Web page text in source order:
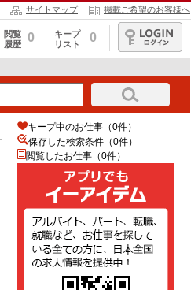
サイトマップ 掲載ご希望のお客様へ
閲覧
履歴
0
キープ
リスト
0
ログイン
キープ中のお仕事（0件）
保存した検索条件（0件）
閲覧したお仕事（0件）